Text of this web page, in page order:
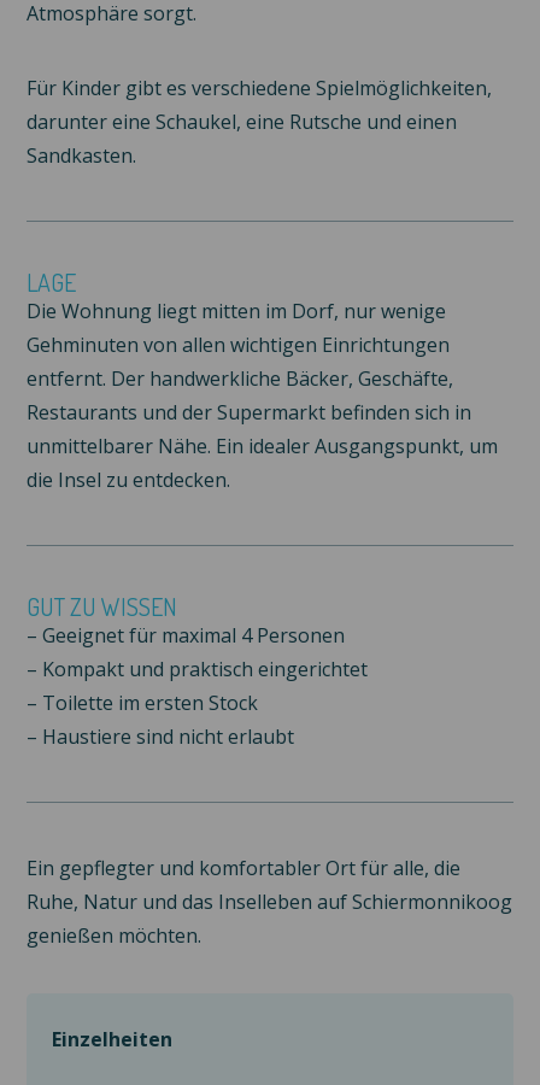
Atmosphäre sorgt.
Für Kinder gibt es verschiedene Spielmöglichkeiten,
darunter eine Schaukel, eine Rutsche und einen
Sandkasten.
LAGE
Die Wohnung liegt mitten im Dorf, nur wenige
Gehminuten von allen wichtigen Einrichtungen
entfernt. Der handwerkliche Bäcker, Geschäfte,
Restaurants und der Supermarkt befinden sich in
unmittelbarer Nähe. Ein idealer Ausgangspunkt, um
die Insel zu entdecken.
GUT ZU WISSEN
– Geeignet für maximal 4 Personen
– Kompakt und praktisch eingerichtet
– Toilette im ersten Stock
– Haustiere sind nicht erlaubt
Ein gepflegter und komfortabler Ort für alle, die
Ruhe, Natur und das Inselleben auf Schiermonnikoog
genießen möchten.
Einzelheiten